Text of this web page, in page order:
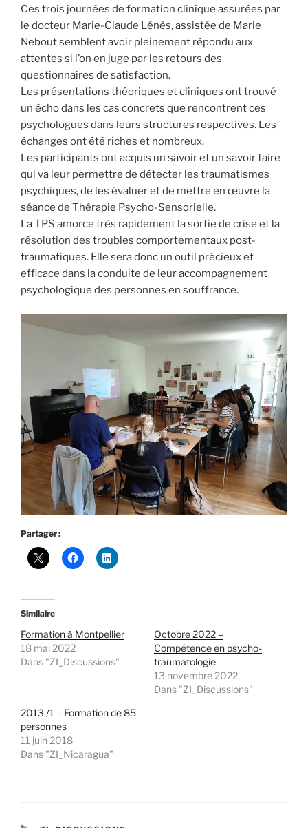
Ces trois journées de formation clinique assurées par
le docteur Marie-Claude Lénès, assistée de Marie
Nebout semblent avoir pleinement répondu aux
attentes si l’on en juge par les retours des
questionnaires de satisfaction.
Les présentations théoriques et cliniques ont trouvé
un écho dans les cas concrets que rencontrent ces
psychologues dans leurs structures respectives. Les
échanges ont été riches et nombreux.
Les participants ont acquis un savoir et un savoir faire
qui va leur permettre de détecter les traumatismes
psychiques, de les évaluer et de mettre en œuvre la
séance de Thérapie Psycho-Sensorielle.
La TPS amorce très rapidement la sortie de crise et la
résolution des troubles comportementaux post-
traumatiques. Elle sera donc un outil précieux et
efficace dans la conduite de leur accompagnement
psychologique des personnes en souffrance.
Partager :
Similaire
Formation à Montpellier
18 mai 2022
Dans "ZI_Discussions"
Octobre 2022 –
Compétence en psycho-
traumatologie
13 novembre 2022
Dans "ZI_Discussions"
2013 /1 – Formation de 85
personnes
11 juin 2018
Dans "ZI_Nicaragua"